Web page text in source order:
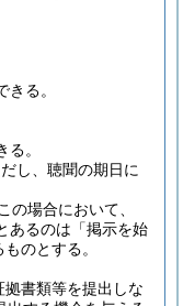
る。
。
し、聴聞の期日に
この場合において、
あるのは「掲示を始
のとする。
書類等を提出しな